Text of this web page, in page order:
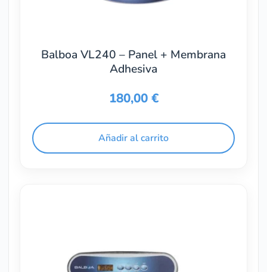
Balboa VL240 – Panel + Membrana
Adhesiva
180,00 €
Añadir al carrito